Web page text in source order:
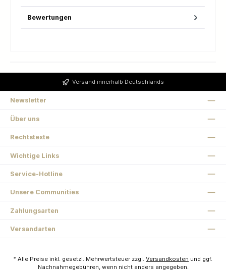
Bewertungen
Versand innerhalb Deutschlands
Newsletter
Über uns
Rechtstexte
Wichtige Links
Service-Hotline
Unsere Communities
Zahlungsarten
Versandarten
* Alle Preise inkl. gesetzl. Mehrwertsteuer zzgl. Versandkosten und ggf.
Nachnahmegebühren, wenn nicht anders angegeben.